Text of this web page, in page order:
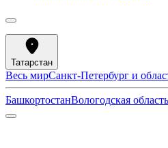
Татарстан
Весь мирСанкт-Петербург и
БашкортостанВологодская область